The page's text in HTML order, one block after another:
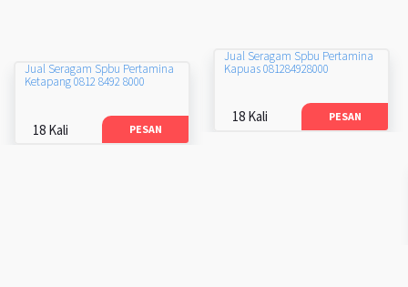
Jual Seragam Spbu Pertamina
Kapuas 081284928000
18 Kali PESAN
Jual Seragam Spbu Pertamina
Ketapang 0812 8492 8000
18 Kali PESAN